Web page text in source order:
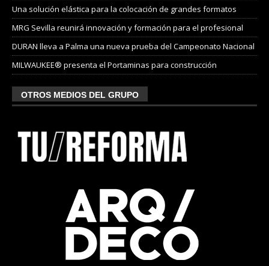
Una solución elástica para la colocación de grandes formatos
MRG Sevilla reunirá innovación y formación para el profesional
DURAN lleva a Palma una nueva prueba del Campeonato Nacional
MILWAUKEE® presenta el Portaminas para construcción
OTROS MEDIOS DEL GRUPO